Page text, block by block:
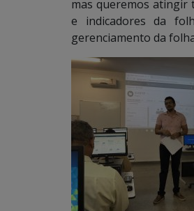
mas queremos atingir
e indicadores da
gerenciamento da